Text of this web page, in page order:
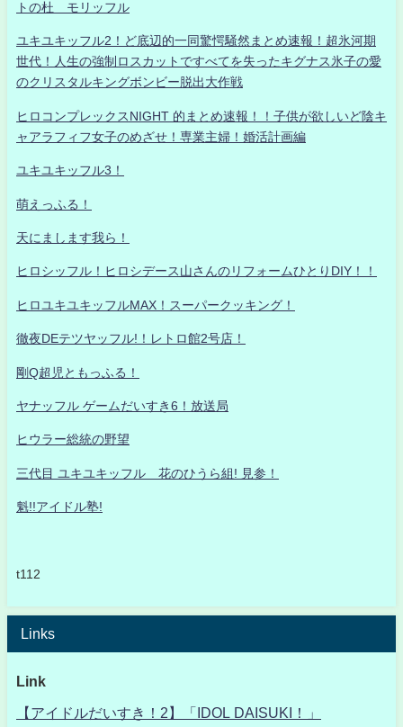
トの杜 モリッフル
ユキユキッフル2！ど底辺的一同驚愕騒然まとめ速報！超氷河期
世代！人生の強制ロスカットですべてを失ったキグナス氷子の愛
のクリスタルキングボンビー脱出大作戦
ヒロコンプレックスNIGHT 的まとめ速報！！子供が欲しいど陰キ
ャアラフィフ女子のめざせ！専業主婦！婚活計画編
ユキユキッフル3！
萌えっふる！
天にまします我ら！
ヒロシッフル！ヒロシデース山さんのリフォームひとりDIY！！
ヒロユキユキッフルMAX！スーパークッキング！
徹夜DEテツヤッフル!！レトロ館2号店！
剛Q超児ともっふる！
ヤナッフル ゲームだいすき6！放送局
ヒウラー総統の野望
三代目 ユキユキッフル 花のひうら組! 見参！
魁!!アイドル塾!
t112
Links
Link
【アイドルだいすき！2】「IDOL DAISUKI！」